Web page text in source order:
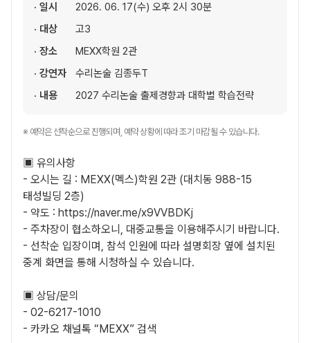
· 일시
2026. 06. 17(수) 오후 2시 30분
· 대상
고3
· 장소
MEXX학원 2관
· 강연자
수리논술 김종두T
· 내용
2027 수리논술 출제경향과 대학별 학습전략
※ 예약은 선착순으로 진행되며, 예약 상황에 따라 조기 마감될 수 있습니다.
▣ 유의사항
- 오시는 길 : MEXX(멕스)학원 2관 (대치동 988-15
태성빌딩 2층)
- 약도 : https://naver.me/x9VVBDKj
- 주차장이 협소하오니, 대중교통을 이용해주시기 바랍니다.
- 선착순 입장이며, 참석 인원에 따라 설명회장 옆에 설치된
중계 화면을 통해 시청하실 수 있습니다.
▣ 상담/문의
- 02-6217-1010
- 카카오 채널톡 “MEXX” 검색